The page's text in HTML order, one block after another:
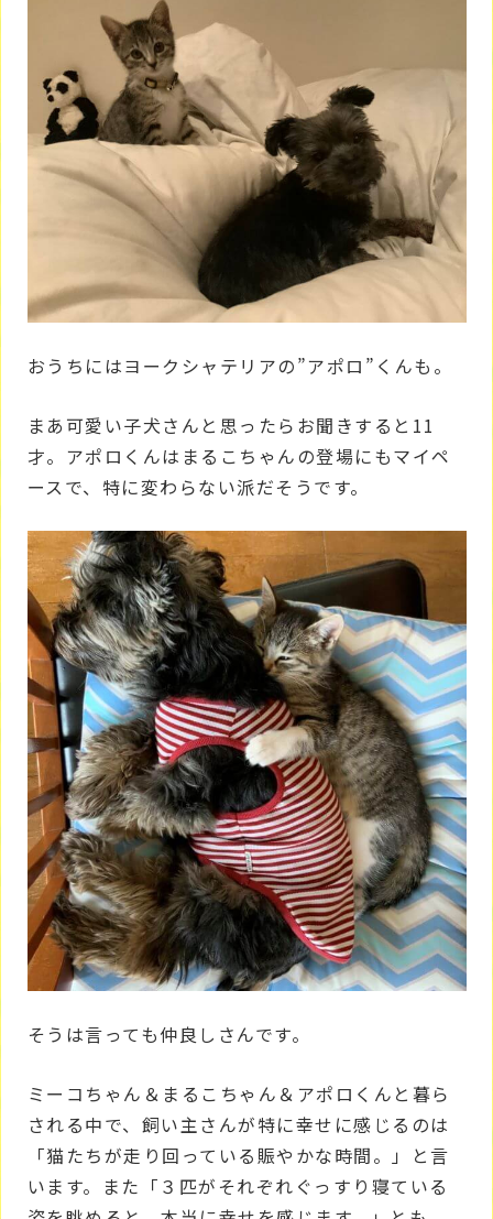
おうちにはヨークシャテリアの”アポロ”くんも。
まあ可愛い子犬さんと思ったらお聞きすると11
才。アポロくんはまるこちゃんの登場にもマイペ
ースで、特に変わらない派だそうです。
そうは言っても仲良しさんです。
ミーコちゃん＆まるこちゃん＆アポロくんと暮ら
される中で、飼い主さんが特に幸せに感じるのは
「猫たちが走り回っている賑やかな時間。」と言
います。また「３匹がそれぞれぐっすり寝ている